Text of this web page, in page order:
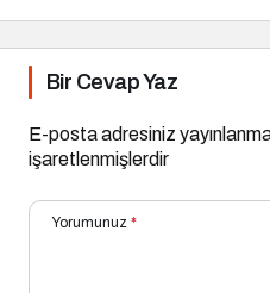
Bir Cevap Yaz
E-posta adresiniz
işaretlenmişlerdir
Yorumunuz *